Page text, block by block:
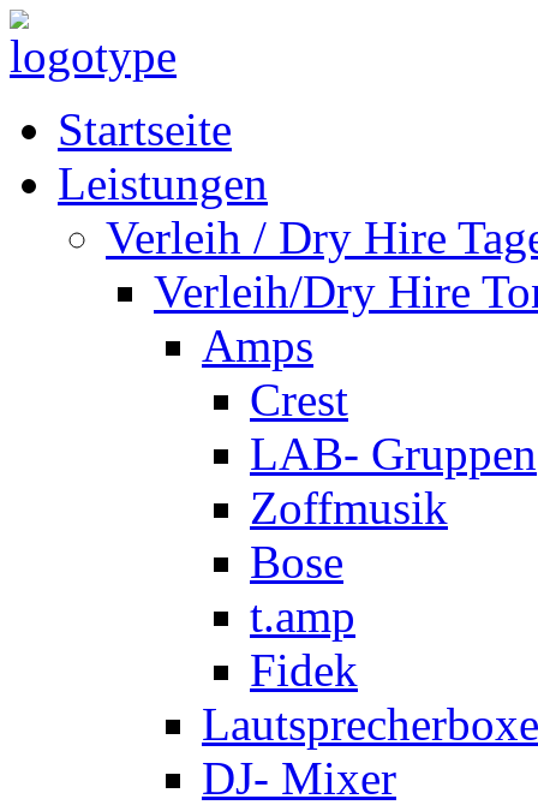
Startseite
Leistungen
Verleih / Dry Hire
Verleih/Dry Hire
Amps
Crest
LAB- Gruppen
Zoffmusik
Bose
t.amp
Fidek
DJ- Mixer